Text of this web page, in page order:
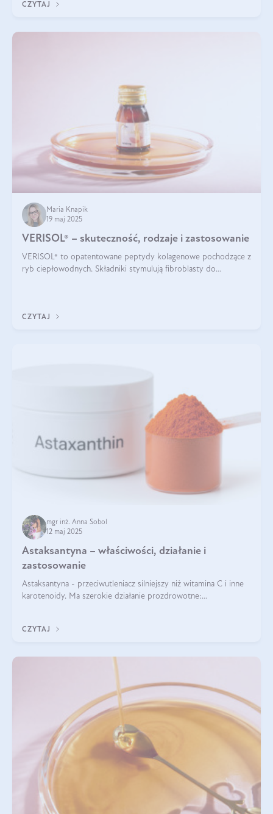
CZYTAJ
Maria Knapik
19 maj 2025
VERISOL® – skuteczność, rodzaje i zastosowanie
VERISOL® to opatentowane peptydy kolagenowe pochodzące z
ryb ciepłowodnych. Składniki stymulują fibroblasty do
CZYTAJ
mgr inż. Anna Sobol
12 maj 2025
Astaksantyna – właściwości, działanie i
zastosowanie
Astaksantyna - przeciwutleniacz silniejszy niż witamina C i inne
karotenoidy. Ma szerokie działanie prozdrowotne:
CZYTAJ